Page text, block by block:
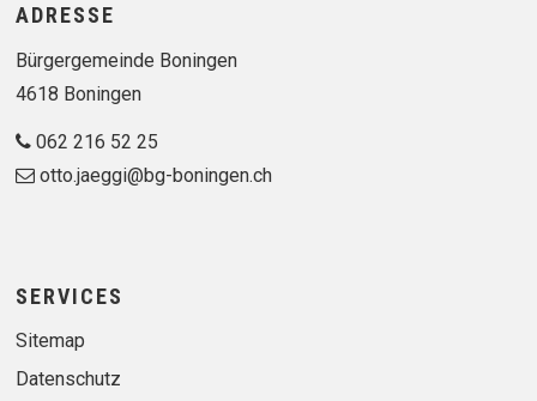
Footer
ADRESSE
Bürgergemeinde Boningen
4618 Boningen
062 216 52 25
otto.jaeggi@bg-boningen.ch
SERVICES
Sitemap
Datenschutz